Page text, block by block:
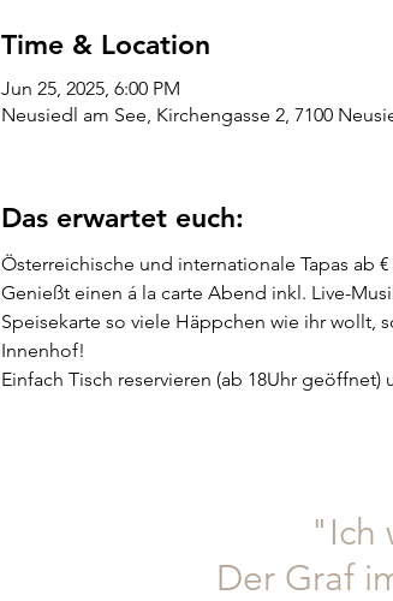
Time & Location
Jun 25, 2025, 6:00 PM
Neusiedl am See, Kirchengasse 2, 7100
Das erwartet euch:
Österreichische und internationale Tapas ab €
Genießt einen á la carte Abend inkl. Live-
Speisekarte so viele Häppchen wie ihr wollt,
Innenhof!
Einfach Tisch reservieren (ab 18Uhr
"Ich
Der Graf